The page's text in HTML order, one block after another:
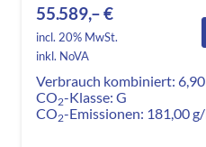
55.589,– €
incl. 20% MwSt.
inkl. NoVA
Verbrauch kombiniert:
CO2-Klasse: G
CO2-Emissionen: 181,00